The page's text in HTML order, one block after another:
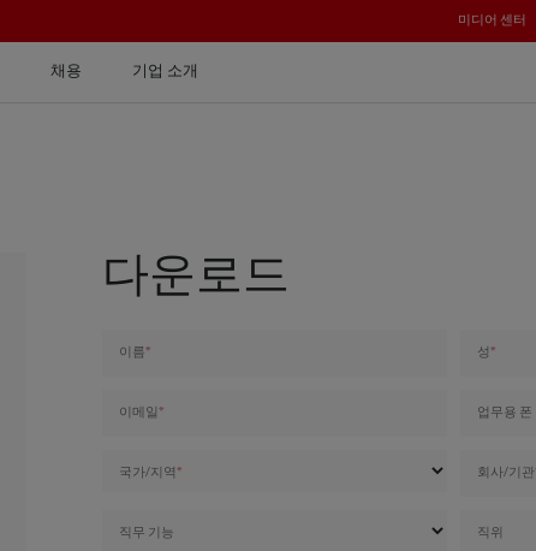
채용 기업 소개
미디어 센터
다운로드
이름 성
이메일 업무용 폰
국가/지역 회사/기관
직무 기능 직위